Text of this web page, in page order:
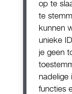
op te
te
kunnen
unieke
je geen
functies